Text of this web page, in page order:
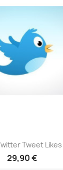
Vis her
Tweet Likes
29,90 €